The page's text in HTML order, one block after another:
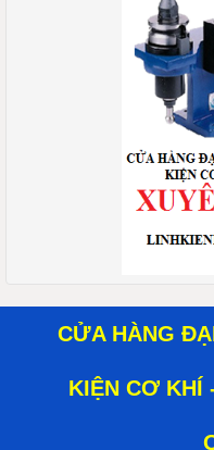
CỬA HÀNG
KIỆN CƠ KHÍ